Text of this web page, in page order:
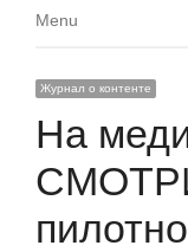
Menu
Menu
Журнал о контенте
На